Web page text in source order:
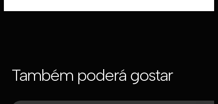
Também poderá gostar